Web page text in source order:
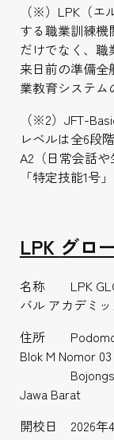
（※）LPK（エ
する職業訓練
だけでなく、職
来日前の準備全
業教育システム
（※2）JFT-
レベルは全6段
A2（日常会話
「特定技能1号
LPK グロ
名称 LPK
バル アカデミッ
住所
Blok M Nomor
Jawa Barat
開校日 2026年